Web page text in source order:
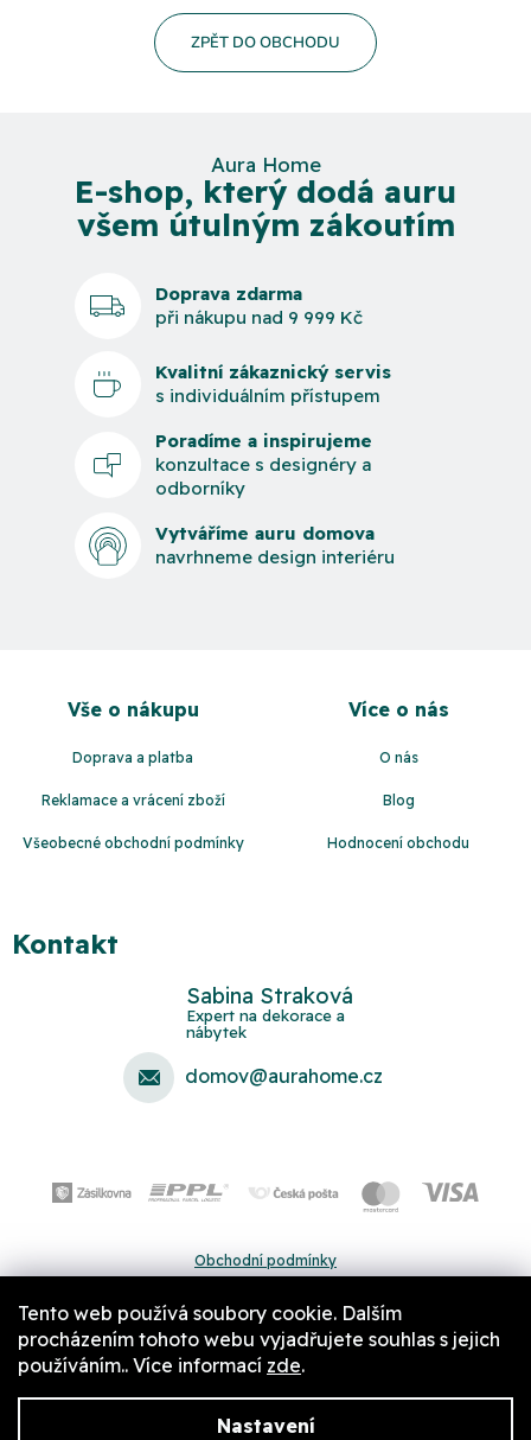
Tento web používá soubory cookie. Dalším
procházením tohoto webu vyjadřujete souhlas s jejich
používáním.. Více informací zde.
Nastavení
ZPĚT DO OBCHODU
Aura Home
E-shop, který dodá auru
všem útulným zákoutím
Doprava zdarma
při nákupu nad 9 999 Kč
Kvalitní zákaznický servis
s individuálním přístupem
Poradíme a inspirujeme
konzultace s designéry a
odborníky
Vytváříme auru domova
navrhneme design interiéru
Vše o nákupu
Doprava a platba
Reklamace a vrácení zboží
Všeobecné obchodní podmínky
Více o nás
O nás
Blog
Hodnocení obchodu
Kontakt
Sabina Straková
domov@aurahome.cz
Obchodní podmínky
Pravidla a nastavení cookies